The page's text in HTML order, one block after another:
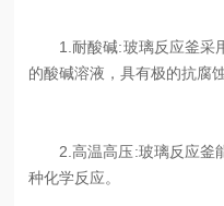
1.耐酸碱:玻璃反应釜采
的酸碱溶液，具有极的抗腐蚀
2.高温高压:玻璃反应釜
种化学反应。